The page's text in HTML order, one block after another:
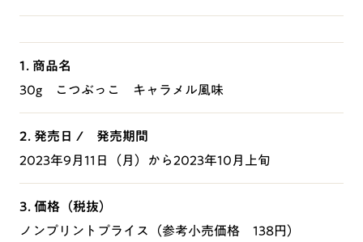
1. 商品名
30g こつぶっこ キャラメル風味
2. 発売日 / 発売期間
2023年9月11日（月）から2023年10月上旬
3. 価格（税抜）
ノンプリントプライス（参考小売価格 138円）